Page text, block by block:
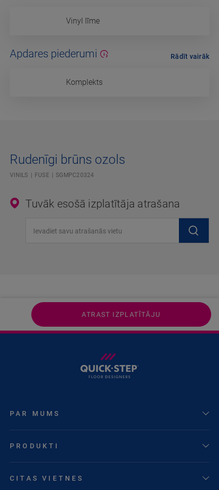
Vinyl līme
Apdares piederumi
Komplekts
Rādīt vairāk
Rudenīgi brūns ozols
VINILS FUSE SGMPC20324
Tuvāk esošā izplatītāja atrašana
ATRAST IZPLATĪTĀJU
PAR MUMS
PRODUKTI
CITAS VIETNES